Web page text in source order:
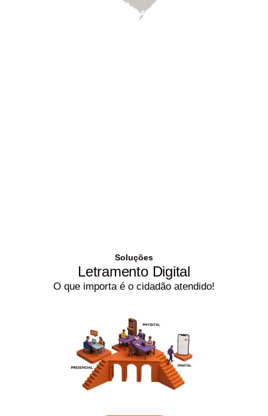
Soluções
Letramento Digital
O que importa é o cidadão atendido!